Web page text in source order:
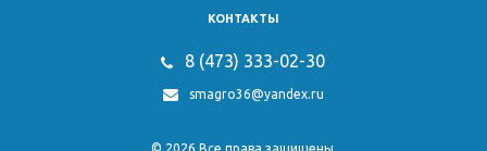
КОНТАКТЫ
8 (473) 333-02-30
smagro36@yandex.ru